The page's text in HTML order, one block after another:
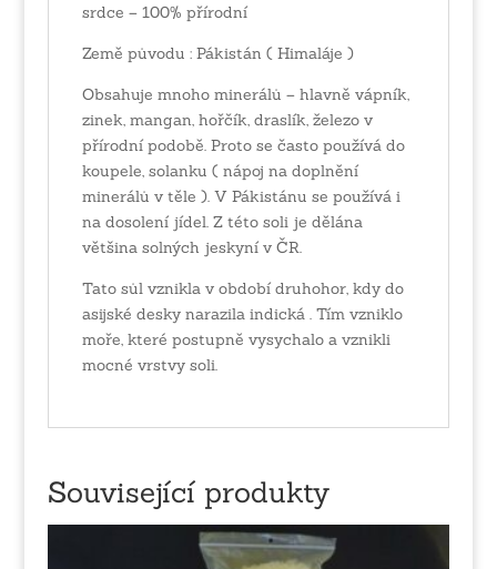
srdce – 100% přírodní
Země původu : Pákistán ( Himaláje )
Obsahuje mnoho minerálů – hlavně vápník,
zinek, mangan, hořčík, draslík, železo v
přírodní podobě. Proto se často používá do
koupele, solanku ( nápoj na doplnění
minerálů v těle ). V Pákistánu se používá i
na dosolení jídel. Z této soli je dělána
většina solných jeskyní v ČR.
Tato sůl vznikla v období druhohor, kdy do
asijské desky narazila indická . Tím vzniklo
moře, které postupně vysychalo a vznikli
mocné vrstvy soli.
Související produkty